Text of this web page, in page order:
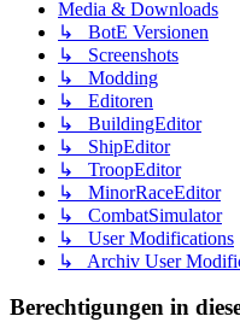
Media & Downloads
↳ BotE Versionen
↳ Screenshots
↳ Modding
↳ Editoren
↳ BuildingEditor
↳ ShipEditor
↳ TroopEditor
↳ MinorRaceEditor
↳ CombatSimulator
↳ User Modifications
↳ Archiv User
Berechtigungen in